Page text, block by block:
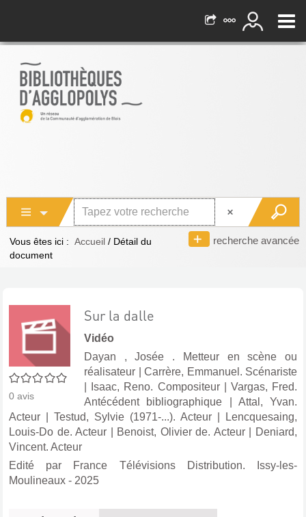
recherche avancée
Vous êtes ici : Accueil / Détail du
document
0/5
0 avis
Sur la dalle
Vidéo
Dayan , Josée . Metteur en scène ou
réalisateur
Carrère, Emmanuel. Scénariste
Isaac, Reno. Compositeur| Vargas, Fred.
Antécédent bibliographique
Attal, Yvan.
Acteur
Testud, Sylvie (1971-...). Acteur
Lencquesaing,
Louis-Do de. Acteur
Benoist, Olivier de. Acteur|
Deniard,
Vincent. Acteur
Edité par France Télévisions Distribution. Issy-les-
Moulineaux - 2025